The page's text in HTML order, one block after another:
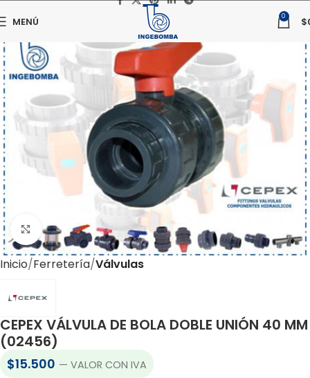
MENÚ 0 $
Haga clic para ampliar
Inicio Ferretería Válvulas
CEPEX VÁLVULA DE BOLA DOBLE UNIÓN 40 MM
(02456)
$15.500 — VALOR CON IVA